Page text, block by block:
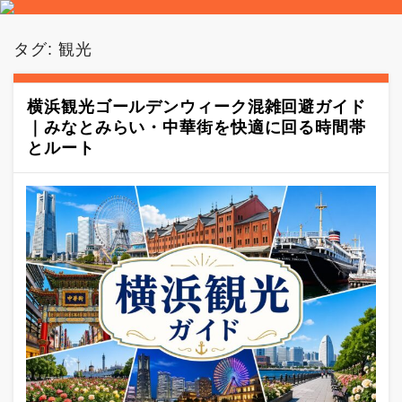
タグ: 観光
横浜観光ゴールデンウィーク混雑回避ガイド
｜みなとみらい・中華街を快適に回る時間帯
とルート